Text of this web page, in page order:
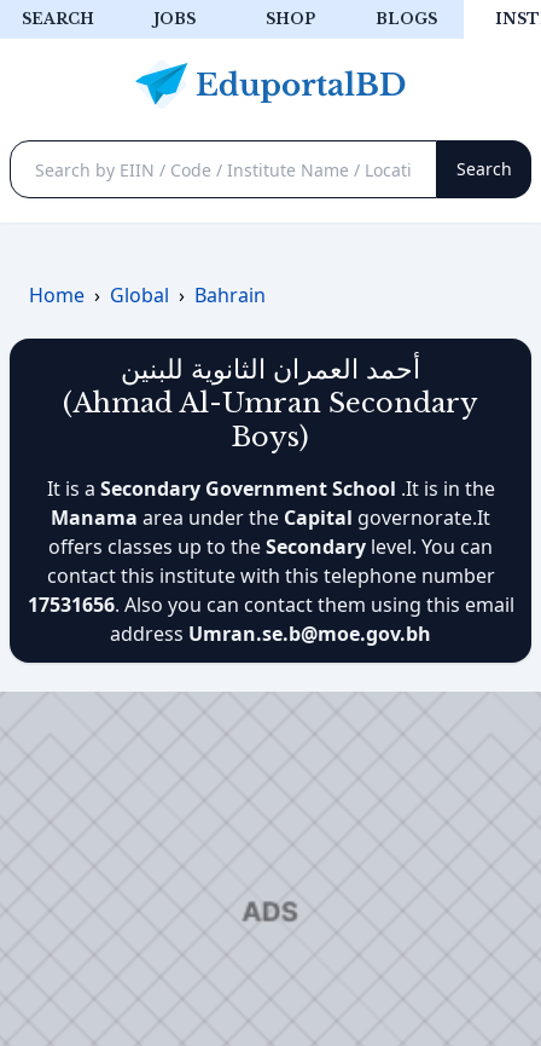
SEARCH JOBS SHOP BLOGS
Home › Global › Bahrain
أحمد العمران الثانوية للبنين
(Ahmad Al-Umran Secondary
Boys)
It is a Secondary Government School .It is in the
Manama area under the Capital governorate.It
offers classes up to theSecondary level. You can
contact this institute with this telephone number
17531656. Also you can contact them using this email
address Umran.se.b@moe.gov.bh